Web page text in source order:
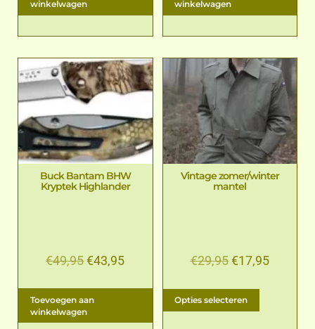
winkelwagen
winkelwagen
Buck Bantam BHW
Kryptek Highlander
€49,95€43,95
Toevoegen aan
winkelwagen
Vintage zomer/winter
mantel
€29,95 €17,95
Opties selecteren